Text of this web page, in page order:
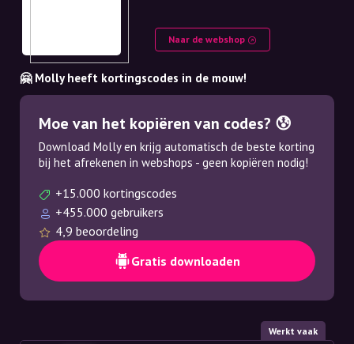
Naar de webshop
🤗 Molly heeft kortingscodes in de mouw!
Moe van het kopiëren van codes? 😰
Download Molly en krijg automatisch de beste korting
bij het afrekenen in webshops - geen kopiëren nodig!
+15.000 kortingscodes
+455.000 gebruikers
4,9 beoordeling
Gratis downloaden
Werkt vaak